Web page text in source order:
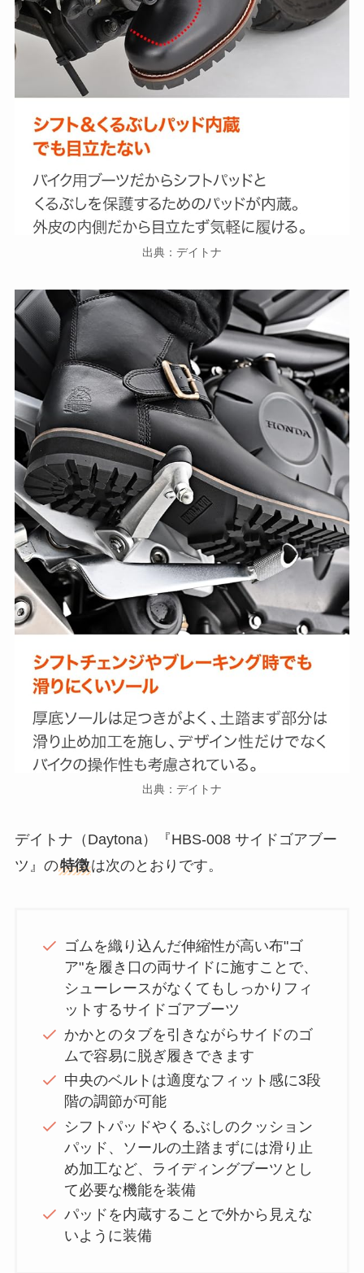
出典：デイトナ
出典：デイトナ
デイトナ（Daytona）『HBS-008 サイドゴアブー
ツ』の特徴は次のとおりです。
ゴムを織り込んだ伸縮性が高い布"ゴ
ア"を履き口の両サイドに施すことで、
シューレースがなくてもしっかりフィ
ットするサイドゴアブーツ
かかとのタブを引きながらサイドのゴ
ムで容易に脱ぎ履きできます
中央のベルトは適度なフィット感に3段
階の調節が可能
シフトパッドやくるぶしのクッション
パッド、ソールの土踏まずには滑り止
め加工など、ライディングブーツとし
て必要な機能を装備
パッドを内蔵することで外から見えな
いように装備